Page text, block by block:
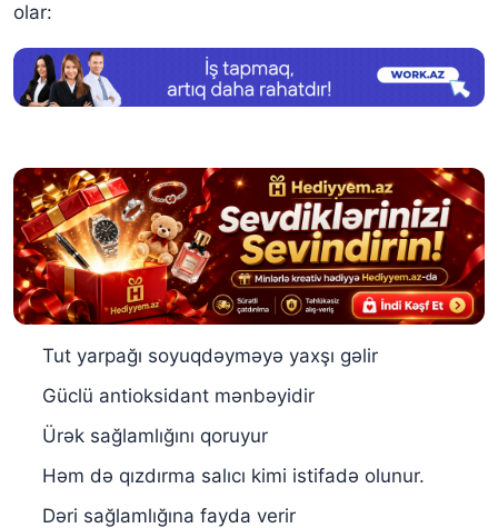
olar:
Tut yarpağı soyuqdəyməyə yaxşı gəlir
Güclü antioksidant mənbəyidir
Ürək sağlamlığını qoruyur
Həm də qızdırma salıcı kimi istifadə olunur.
Dəri sağlamlığına fayda verir